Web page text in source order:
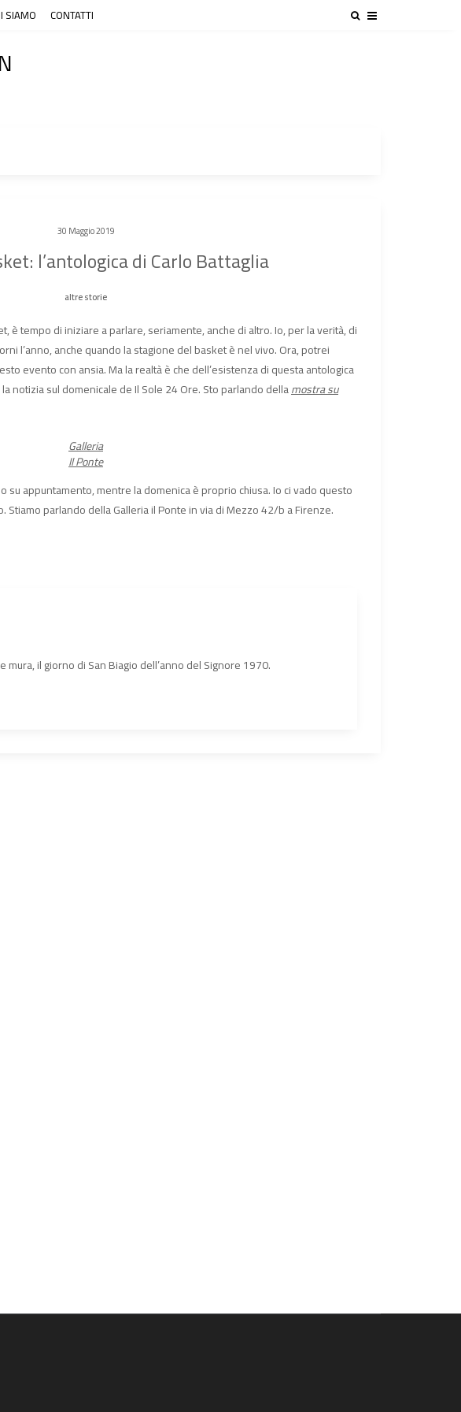
SIAMO CONTATTI
30 Maggio 2019
l’antologica di Carlo Battaglia
altre storie
è tempo di iniziare a parlare, seriamente, anche di altro. Io, per la verità, di
l’anno, anche quando la stagione del basket è nel vivo. Ora, potrei
evento con ansia. Ma la realtà è che dell’esistenza di questa antologica
notizia sul domenicale de Il Sole 24 Ore. Sto parlando dellamostra su
Galleria
Il Ponte
su appuntamento, mentre la domenica è proprio chiusa. Io ci vado questo
Stiamo parlando della Galleria il Ponte in via di Mezzo 42/b a Firenze.
mura, il giorno di San Biagio dell’anno del Signore 1970.